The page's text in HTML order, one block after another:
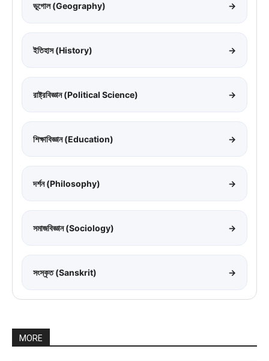
ভূগোল (Geography) →
ইতিহাস (History) →
রাষ্ট্রবিজ্ঞান (Political Science) →
শিক্ষাবিজ্ঞান (Education) →
দর্শন (Philosophy) →
সমাজবিজ্ঞান (Sociology) →
সংস্কৃত (Sanskrit) →
MORE